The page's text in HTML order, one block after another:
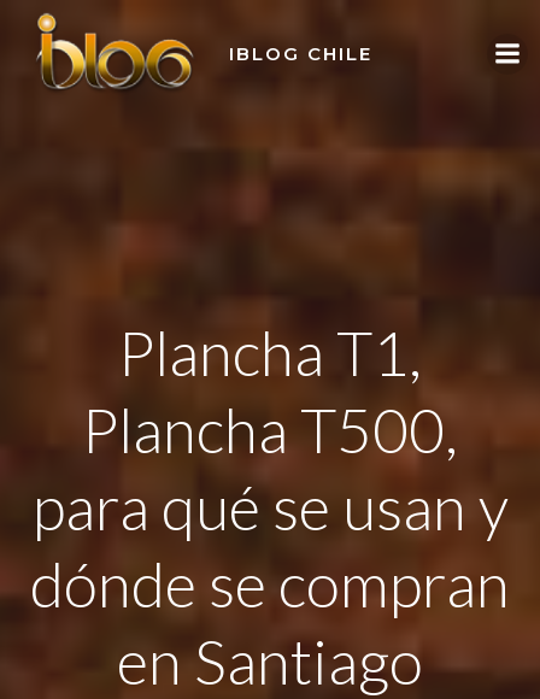
to
IBLOG CHILE
Plancha T1,
Plancha T500,
para qué se usan y
dónde se compran
en Santiago